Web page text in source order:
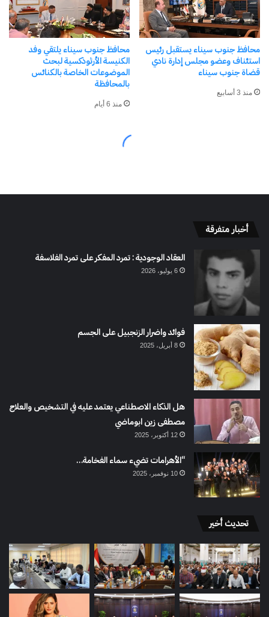
أخبار متفرقة
العقاد الوجودية : تمرد المفكر على تمرد الفلاسفة
6 يوليو، 2026
فوائد واضرار الزنجبيل على الجسم
8 أبريل، 2025
هل الذكاء الاصطناعي يعتمد عليه في التشخيص والعلاج
مصطفى زين ابوماضي
12 أكتوبر، 2025
“الأهرامات تضيء سماء الفخامة…
10 نوفمبر، 2025
تحديث أخير